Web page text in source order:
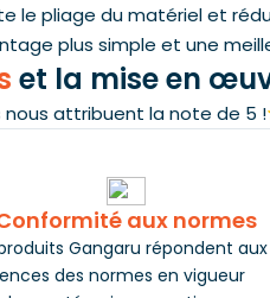
le pliage du matériel et
plus simple et une
et la mise en
nous attribuent la note de 5 !
aux normes
Gangaru répondent aux
des normes en vigueur